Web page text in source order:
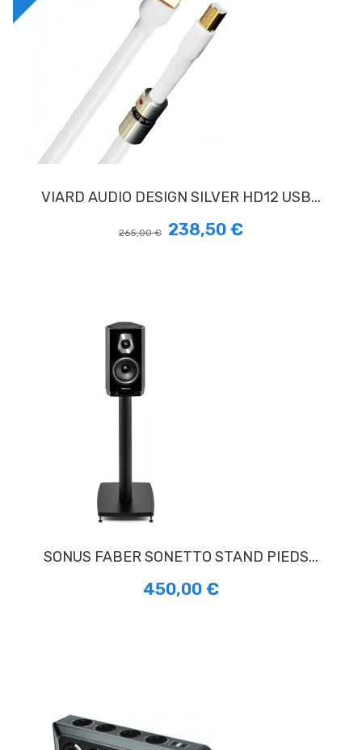
VIARD AUDIO DESIGN SILVER HD12 USB...
265,00 € 238,50 €
SONUS FABER SONETTO STAND PIEDS...
450,00 €